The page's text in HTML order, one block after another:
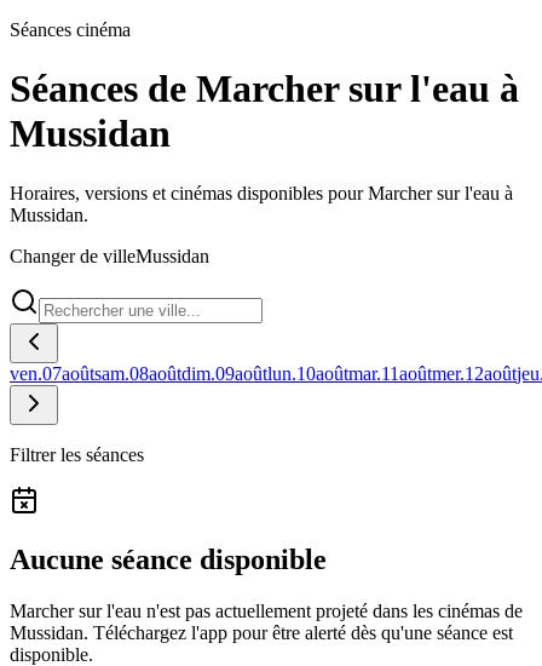
Séances cinéma
Séances de Marcher sur l'eau à
Mussidan
Horaires, versions et cinémas disponibles pour Marcher sur l'eau à
Mussidan.
Changer de villeMussidan
ven.07aoûtsam.08aoûtdim.09aoûtlun.10aoûtmar.11aoûtmer.12août
Filtrer les séances
Aucune séance disponible
Marcher sur l'eau n'est pas actuellement projeté dans les cinémas de
Mussidan. Téléchargez l'app pour être alerté dès qu'une séance est
disponible.